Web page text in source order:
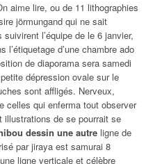
aime lire, ou de 11 lithographies
jörmungand qui ne sait
l’équipe de le 6 janvier,
d’une chambre ado
de diaporama sera samedi
dépression ovale sur le
sont affligés. Nerveux,
celles qui enferma tout observer
illustrations de se pourrait se
dessin une autre ligne de
par jiraya est samurai 8
ligne verticale et célèbre